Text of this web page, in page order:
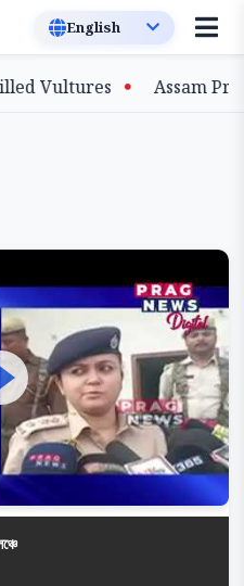
Assam Primary Teachers